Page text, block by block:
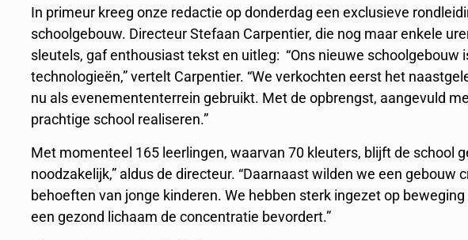
In primeur kreeg onze redactie op donderdag een exclusieve
schoolgebouw. Directeur Stefaan Carpentier, die nog maar enkele
sleutels, gaf enthousiast tekst en uitleg: “Ons nieuwe schoolgebouw
technologieën,” vertelt Carpentier. “We verkochten eerst het
nu als evenemententerrein gebruikt. Met de opbrengst, aangevuld
prachtige school realiseren.”
Met momenteel 165 leerlingen, waarvan 70 kleuters, blijft de school
noodzakelijk,” aldus de directeur. “Daarnaast wilden we een gebouw
behoeften van jonge kinderen. We hebben sterk ingezet op
een gezond lichaam de concentratie bevordert.”